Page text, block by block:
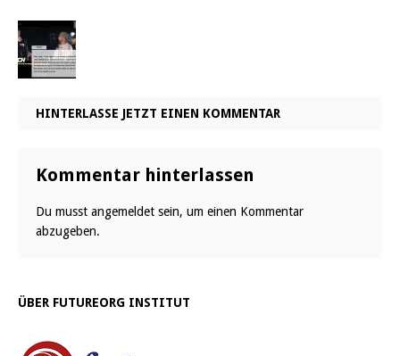
HINTERLASSE JETZT EINEN KOMMENTAR
Kommentar hinterlassen
Du musst angemeldet sein, um einen Kommentar
abzugeben.
ÜBER FUTUREORG INSTITUT